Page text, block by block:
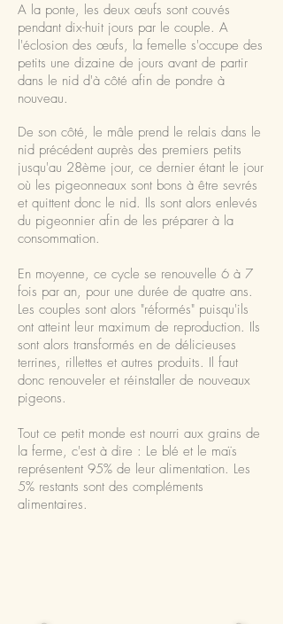
A la ponte, les deux œufs sont couvés
pendant dix-huit jours par le couple. A
l'éclosion des œufs, la femelle s'occupe des
petits une dizaine de jours avant de partir
dans le nid d'à côté afin de pondre à
nouveau.
De son côté, le mâle prend le relais dans le
nid précédent auprès des premiers petits
jusqu'au 28ème jour, ce dernier étant le jour
où les pigeonneaux sont bons à être sevrés
et quittent donc le nid. Ils sont alors enlevés
du pigeonnier afin de les préparer à la
consommation.
En moyenne, ce cycle se renouvelle 6 à 7
fois par an, pour une durée de quatre ans.
Les couples sont alors "réformés" puisqu'ils
ont atteint leur maximum de reproduction. Ils
sont alors transformés en de délicieuses
terrines, rillettes et autres produits. Il faut
donc renouveler et réinstaller de nouveaux
pigeons.
Tout ce petit monde est nourri aux grains de
la ferme, c'est à dire : Le blé et le maïs
représentent 95% de leur alimentation. Les
5% restants sont des compléments
alimentaires.